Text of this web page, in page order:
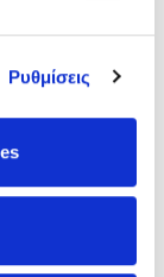
Ρυθμίσεις
Νικήτη